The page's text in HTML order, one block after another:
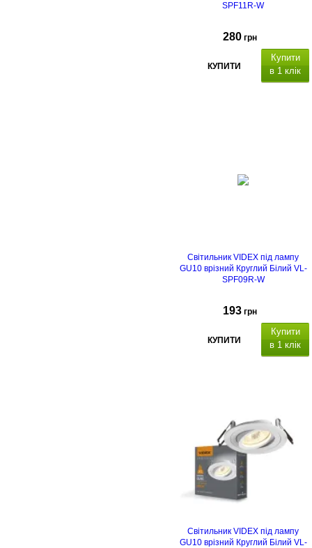
SPF11R-W
280 грн
КУПИТИ
Купити
в 1 клік
Світильник VIDEX під лампу
GU10 врізний Круглий Білий VL-
SPF09R-W
193 грн
КУПИТИ
Купити
в 1 клік
Світильник VIDEX під лампу
GU10 врізний Круглий Білий VL-